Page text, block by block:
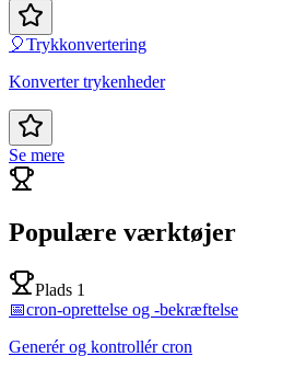
🎈Trykkonvertering
Konverter trykenheder
Se mere
Populære værktøjer
Plads 1
📅cron-oprettelse og -bekræftelse
Generér og kontrollér cron